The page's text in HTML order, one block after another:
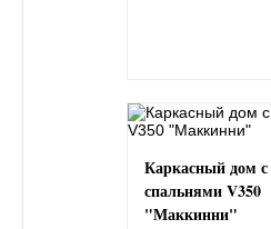
Каркасный дом с
спальнями V350
"Маккинни"